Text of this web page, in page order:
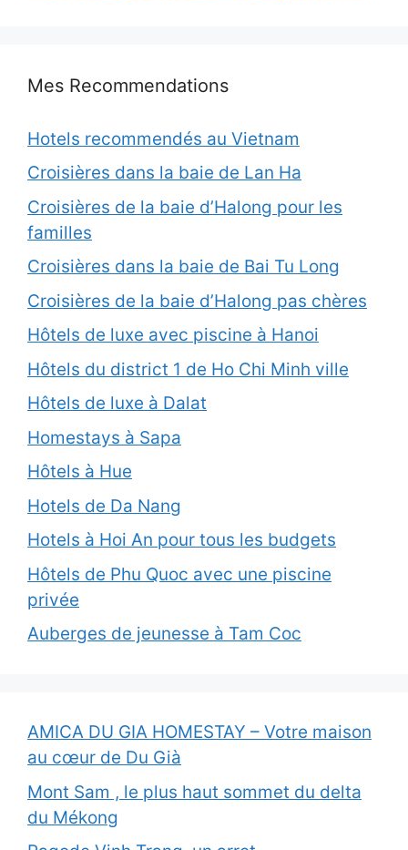
Mes Recommendations
Hotels recommendés au Vietnam
Croisières dans la baie de Lan Ha
Croisières de la baie d’Halong pour les
familles
Croisières dans la baie de Bai Tu Long
Croisières de la baie d’Halong pas chères
Hôtels de luxe avec piscine à Hanoi
Hôtels du district 1 de Ho Chi Minh ville
Hôtels de luxe à Dalat
Homestays à Sapa
Hôtels à Hue
Hotels de Da Nang
Hotels à Hoi An pour tous les budgets
Hôtels de Phu Quoc avec une piscine
privée
Auberges de jeunesse à Tam Coc
AMICA DU GIA HOMESTAY – Votre maison
au cœur de Du Già
Mont Sam , le plus haut sommet du delta
du Mékong